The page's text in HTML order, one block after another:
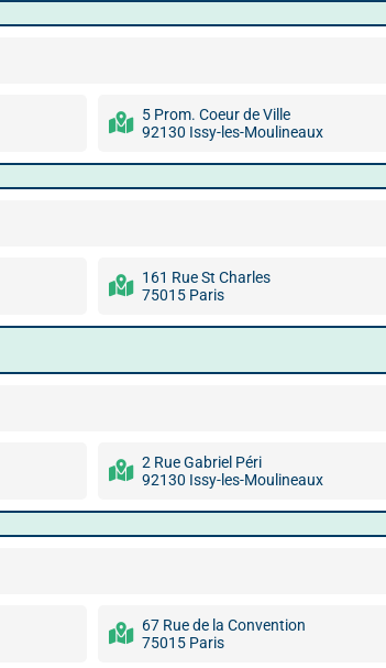
5 Prom. Coeur de Ville
92130 Issy-les-Moulineaux
161 Rue St Charles
75015 Paris
2 Rue Gabriel Péri
92130 Issy-les-Moulineaux
67 Rue de la Convention
75015 Paris